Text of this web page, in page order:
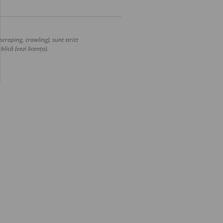
crawling), sunt strict
(vezi licența).